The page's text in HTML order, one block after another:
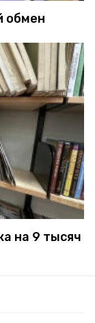
обмен
на 9 тысяч